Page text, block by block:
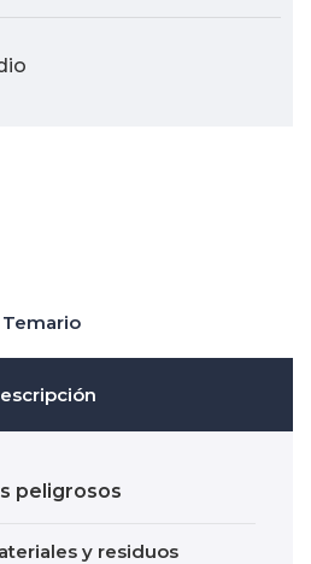
Temario
peligrosos
y residuos